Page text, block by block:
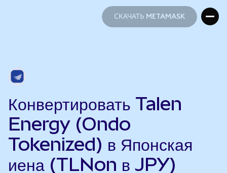
СКАЧАТЬ METAMASK
Конвертировать Talen
Energy (Ondo
Tokenized) в Японская
иена (TLNon в JPY)